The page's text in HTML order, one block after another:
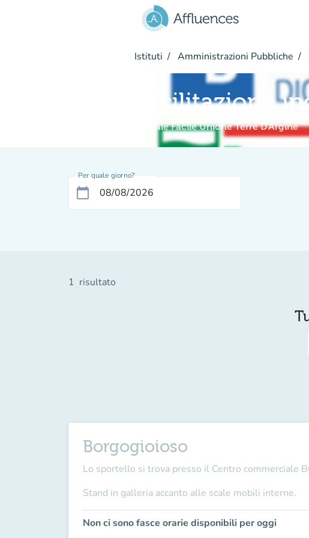
Istituti Amministrazioni Pubbliche
Facilitazione
Digitale Facile Unione Terre D'Argine
Per quale giorno?
calendar_today
1 risultato
Borgogioioso
Lo sportello si trova presso il Centro commerciale
Stand in galleria accanto alle scale mobili interne.
Non ci sono fasce orarie disponibili per oggi